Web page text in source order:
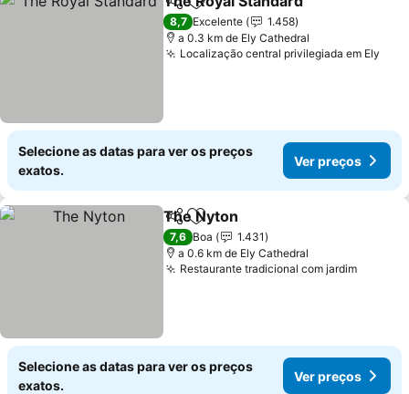
PartilharAdicionar aos favoritos
8,7 Excelente
1.458
a 0.3 km de Ely Cathedral
Localização central privilegiada em Ely
Selecione as datas para ver os preços
exatos.
Ver preços
PartilharAdicionar aos favoritos
The Nyton
7,6 Boa
1.431
a 0.6 km de Ely Cathedral
Restaurante tradicional com jardimVer
Selecione as datas para ver os preços
exatos.
Ver preços